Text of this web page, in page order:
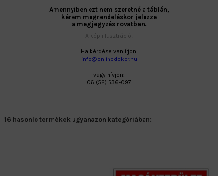
Amennyiben ezt nem szeretné a táblán,
kérem megrendeléskor jelezze
a megjegyzés rovatban.
A kép illusztráció!
Ha kérdése van írjon:
info@onlinedekor.hu
vagy hívjon:
06 (52) 536-097
16 hasonló termékek ugyanazon kategóriában: